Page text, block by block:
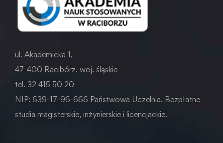
ul. Akademicka 1,
47-400 Racibórz, woj. śląskie
tel. 32 415 50 20
NIP: 639-17-96-666 Państwowa Uczelnia. Bezpłatne
studia magisterskie, inżynierskie i licencjackie.